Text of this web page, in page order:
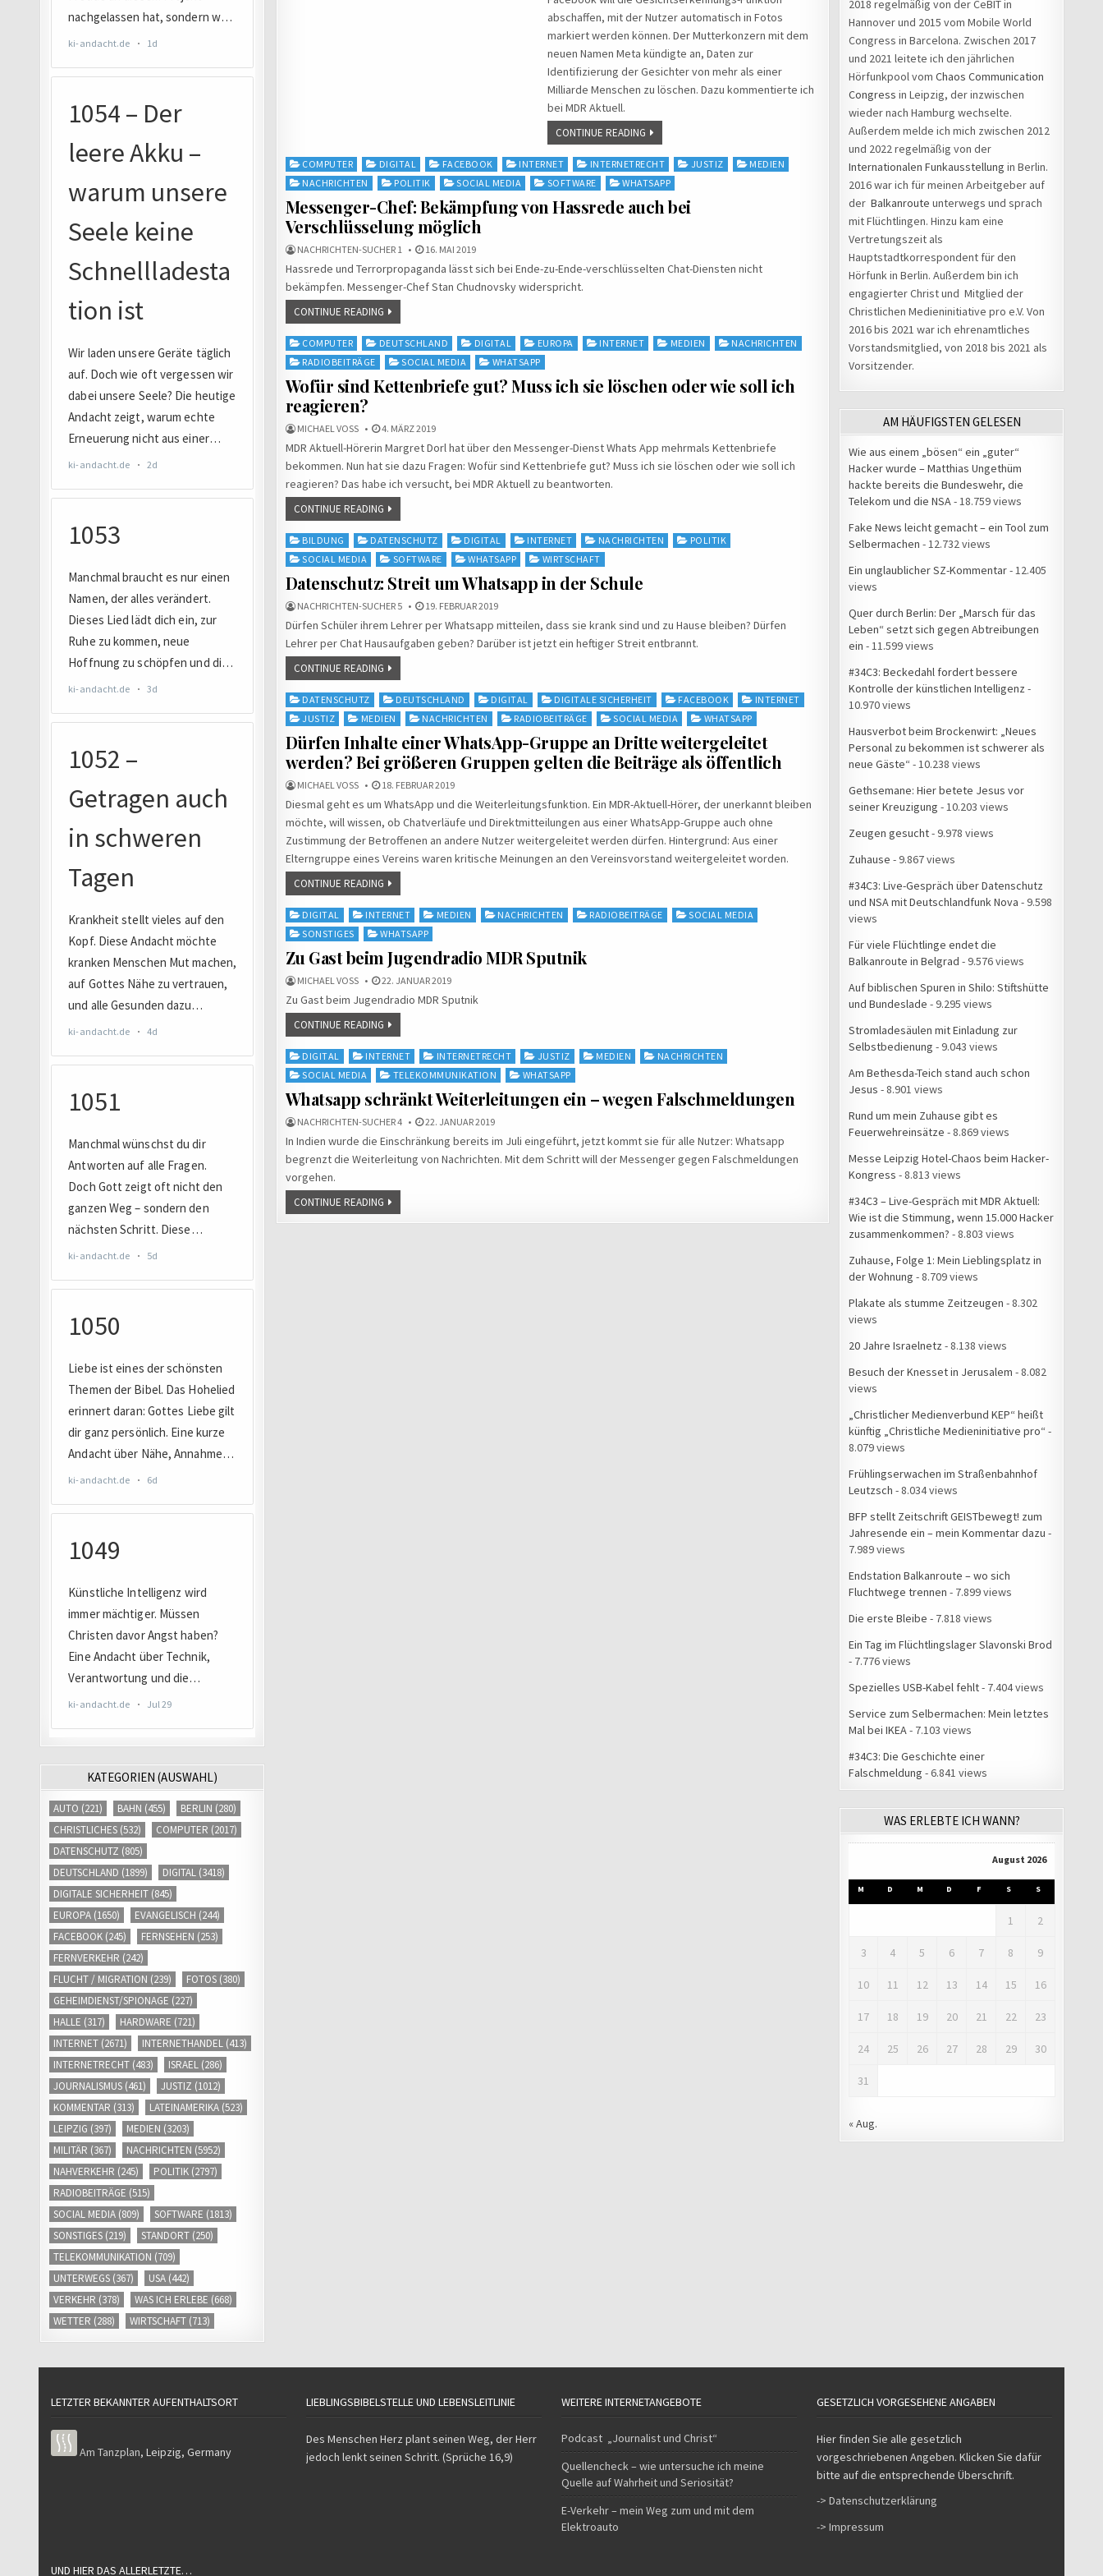
abschaffen, mit der Nutzer automatisch in Fotos
markiert werden können. Der Mutterkonzern mit dem
neuen Namen Meta kündigte an, Daten zur
Identifizierung der Gesichter von mehr als einer
Milliarde Menschen zu löschen. Dazu kommentierte ich
bei MDR Aktuell.
CONTINUE READING
Posted
in
COMPUTER DIGITAL FACEBOOK INTERNET INTERNETRECHT JUSTIZ
MEDIEN
NACHRICHTEN
POLITIK SOCIAL MEDIA SOFTWARE WHATSAPP
Messenger-Chef: Bekämpfung von Hassrede auch bei
Verschlüsselung möglich
NACHRICHTEN-SUCHER 1 16. MAI 2019
Hassrede und Terrorpropaganda lässt sich bei Ende-zu-Ende-verschlüsselten Chat-Diensten nicht
bekämpfen. Messenger-Chef Stan Chudnovsky widerspricht.
CONTINUE READING
Posted
in
COMPUTER DEUTSCHLAND DIGITAL EUROPA INTERNET MEDIEN
NACHRICHTEN
RADIOBEITRÄGE
SOCIAL MEDIA WHATSAPP
Wofür sind Kettenbriefe gut? Muss ich sie löschen oder wie soll ich
reagieren?
MICHAEL VOSS 4. MÄRZ 2019
MDR Aktuell-Hörerin Margret Dorl hat über den Messenger-Dienst Whats App mehrmals Kettenbriefe
bekommen. Nun hat sie dazu Fragen: Wofür sind Kettenbriefe gut? Muss ich sie löschen oder wie soll ich
reagieren? Das habe ich versucht, bei MDR Aktuell zu beantworten.
CONTINUE READING
Posted
in
BILDUNG DATENSCHUTZ DIGITAL INTERNET NACHRICHTEN
POLITIK
SOCIAL MEDIA
SOFTWARE WHATSAPP WIRTSCHAFT
Datenschutz: Streit um Whatsapp in der Schule
NACHRICHTEN-SUCHER 5 19. FEBRUAR 2019
Dürfen Schüler ihrem Lehrer per Whatsapp mitteilen, dass sie krank sind und zu Hause bleiben? Dürfen
Lehrer per Chat Hausaufgaben geben? Darüber ist jetzt ein heftiger Streit entbrannt.
CONTINUE READING
Posted
in
DATENSCHUTZ DEUTSCHLAND DIGITAL DIGITALE SICHERHEIT FACEBOOK
INTERNET
JUSTIZ
MEDIEN NACHRICHTEN RADIOBEITRÄGE SOCIAL MEDIA WHATSAPP
Dürfen Inhalte einer WhatsApp-Gruppe an Dritte weitergeleitet
werden? Bei größeren Gruppen gelten die Beiträge als öffentlich
MICHAEL VOSS 18. FEBRUAR 2019
Diesmal geht es um WhatsApp und die Weiterleitungsfunktion. Ein MDR-Aktuell-Hörer, der unerkannt bleiben
möchte, will wissen, ob Chatverläufe und Direktmitteilungen aus einer WhatsApp-Gruppe auch ohne
Zustimmung der Betroffenen an andere Nutzer weitergeleitet werden dürfen. Hintergrund: Aus einer
Elterngruppe eines Vereins waren kritische Meinungen an den Vereinsvorstand weitergeleitet worden.
CONTINUE READING
Posted
in
DIGITAL INTERNET MEDIEN NACHRICHTEN RADIOBEITRÄGE
SOCIAL MEDIA
SONSTIGES
WHATSAPP
Zu Gast beim Jugendradio MDR Sputnik
MICHAEL VOSS 22. JANUAR 2019
Zu Gast beim Jugendradio MDR Sputnik
CONTINUE READING
Posted
in
DIGITAL INTERNET INTERNETRECHT JUSTIZ MEDIEN
NACHRICHTEN
SOCIAL MEDIA
TELEKOMMUNIKATION WHATSAPP
Whatsapp schränkt Weiterleitungen ein – wegen Falschmeldungen
NACHRICHTEN-SUCHER 4 22. JANUAR 2019
In Indien wurde die Einschränkung bereits im Juli eingeführt, jetzt kommt sie für alle Nutzer: Whatsapp
begrenzt die Weiterleitung von Nachrichten. Mit dem Schritt will der Messenger gegen Falschmeldungen
vorgehen.
CONTINUE READING
KATEGORIEN (AUSWAHL)
AUTO (221) BAHN (455) BERLIN (280)
CHRISTLICHES (532) COMPUTER (2017)
DATENSCHUTZ (805)
DEUTSCHLAND (1899) DIGITAL (3418)
DIGITALE SICHERHEIT (845)
EUROPA (1650) EVANGELISCH (244)
FACEBOOK (245) FERNSEHEN (253)
FERNVERKEHR (242)
FLUCHT / MIGRATION (239) FOTOS (380)
GEHEIMDIENST/SPIONAGE (227)
HALLE (317) HARDWARE (721)
INTERNET (2671) INTERNETHANDEL (413)
INTERNETRECHT (483) ISRAEL (286)
JOURNALISMUS (461) JUSTIZ (1012)
KOMMENTAR (313) LATEINAMERIKA (523)
LEIPZIG (397) MEDIEN (3203)
MILITÄR (367) NACHRICHTEN (5952)
NAHVERKEHR (245) POLITIK (2797)
RADIOBEITRÄGE (515)
SOCIAL MEDIA (809) SOFTWARE (1813)
SONSTIGES (219) STANDORT (250)
TELEKOMMUNIKATION (709)
UNTERWEGS (367) USA (442)
VERKEHR (378) WAS ICH ERLEBE (668)
WETTER (288) WIRTSCHAFT (713)
2018 regelmäßig von der CeBIT in
Hannover und 2015 vom Mobile World
Congress in Barcelona. Zwischen 2017
und 2021 leitete ich den jährlichen
Hörfunkpool vom Chaos Communication
Congress in Leipzig, der inzwischen
wieder nach Hamburg wechselte.
Außerdem melde ich mich zwischen 2012
und 2022 regelmäßig von der
Internationalen Funkausstellung in Berlin.
2016 war ich für meinen Arbeitgeber auf
der Balkanroute unterwegs und sprach
mit Flüchtlingen. Hinzu kam eine
Vertretungszeit als
Hauptstadtkorrespondent für den
Hörfunk in Berlin. Außerdem bin ich
engagierter Christ und Mitglied der
Christlichen Medieninitiative pro e.V. Von
2016 bis 2021 war ich ehrenamtliches
Vorstandsmitglied, von 2018 bis 2021 als
Vorsitzender.
AM HÄUFIGSTEN GELESEN
Wie aus einem „bösen“ ein „guter“
Hacker wurde – Matthias Ungethüm
hackte bereits die Bundeswehr, die
Telekom und die NSA- 18.759 views
Fake News leicht gemacht – ein Tool zum
Selbermachen - 12.732 views
Ein unglaublicher SZ-Kommentar- 12.405
views
Quer durch Berlin: Der „Marsch für das
Leben“ setzt sich gegen Abtreibungen
ein - 11.599 views
#34C3: Beckedahl fordert bessere
Kontrolle der künstlichen Intelligenz -
10.970 views
Hausverbot beim Brockenwirt: „Neues
Personal zu bekommen ist schwerer als
neue Gäste“ - 10.238 views
Gethsemane: Hier betete Jesus vor
seiner Kreuzigung - 10.203 views
Zeugen gesucht- 9.978 views
Zuhause - 9.867 views
#34C3: Live-Gespräch über Datenschutz
und NSA mit Deutschlandfunk Nova - 9.598
views
Für viele Flüchtlinge endet die
Balkanroute in Belgrad - 9.576 views
Auf biblischen Spuren in Shilo: Stiftshütte
und Bundeslade - 9.295 views
Stromladesäulen mit Einladung zur
Selbstbedienung - 9.043 views
Am Bethesda-Teich stand auch schon
Jesus - 8.901 views
Rund um mein Zuhause gibt es
Feuerwehreinsätze - 8.869 views
Messe Leipzig Hotel-Chaos beim Hacker-
Kongress - 8.813 views
#34C3 – Live-Gespräch mit MDR Aktuell:
Wie ist die Stimmung, wenn 15.000 Hacker
zusammenkommen? - 8.803 views
Zuhause, Folge 1: Mein Lieblingsplatz in
der Wohnung - 8.709 views
Plakate als stumme Zeitzeugen - 8.302
views
20 Jahre Israelnetz - 8.138 views
Besuch der Knesset in Jerusalem - 8.082
views
„Christlicher Medienverbund KEP“ heißt
künftig „Christliche Medieninitiative pro“ -
8.079 views
Frühlingserwachen im Straßenbahnhof
Leutzsch - 8.034 views
BFP stellt Zeitschrift GEISTbewegt! zum
Jahresende ein – mein Kommentar dazu -
7.989 views
Endstation Balkanroute – wo sich
Fluchtwege trennen - 7.899 views
Die erste Bleibe - 7.818 views
Ein Tag im Flüchtlingslager Slavonski Brod
- 7.776 views
Spezielles USB-Kabel fehlt- 7.404 views
Service zum Selbermachen: Mein letztes
Mal bei IKEA- 7.103 views
#34C3: Die Geschichte einer
Falschmeldung - 6.841 views
WAS ERLEBTE ICH WANN?
August 2026
M D M D F S S
1 2
3 4 5 6 7 8 9
10 11 12 13 14 15 16
17 18 19 20 21 22 23
24 25 26 27 28 29 30
31
« Aug.
LETZTER BEKANNTER AUFENTHALTSORT
Am Tanzplan,Leipzig,Germany
LIEBLINGSBIBELSTELLE UND LEBENSLEITLINIE
Des Menschen Herz plant seinen Weg, der Herr
jedoch lenkt seinen Schritt. (Sprüche 16,9)
WEITERE INTERNETANGEBOTE
Podcast „Journalist und Christ“
Quellencheck – wie untersuche ich meine
Quelle auf Wahrheit und Seriosität?
E-Verkehr – mein Weg zum und mit dem
Elektroauto
GESETZLICH VORGESEHENE ANGABEN
Hier finden Sie alle gesetzlich
vorgeschriebenen Angeben. Klicken Sie dafür
bitte auf die entsprechende Überschrift.
-> Datenschutzerklärung
-> Impressum
UND HIER DAS ALLERLETZTE…